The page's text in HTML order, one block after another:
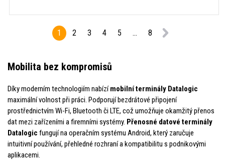
1 2 3 4 5 ... 8
Mobilita bez kompromisů
Díky moderním technologiím nabízímobilní terminály Datalogic
maximální volnost při práci. Podporují bezdrátové připojení
prostřednictvím Wi-Fi, Bluetooth či LTE, což umožňuje okamžitý přenos
dat mezi zařízeními a firemními systémy. Přenosné datové terminály
Datalogic fungují na operačním systému Android, který zaručuje
intuitivní používání, přehledné rozhraní a kompatibilitu s podnikovými
aplikacemi.